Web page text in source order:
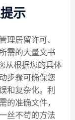
示
理居留许可、
需的大量文书
从根据您的具体
步骤可确保您
和复杂化。利
的准确文件，
丝不苟的方法